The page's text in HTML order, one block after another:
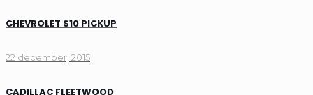
CHEVROLET S10 PICKUP
22 december, 2015
CADILLAC FLEETWOOD